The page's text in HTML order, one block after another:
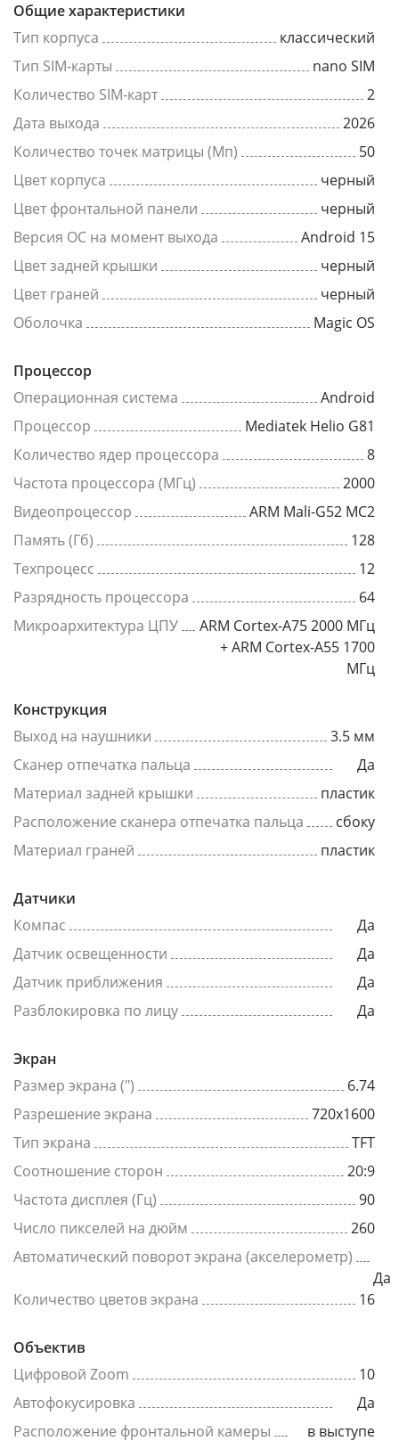
Общие характеристики
Тип корпуса
классический
Тип SIM-карты
nano SIM
Количество SIM-карт
2
Дата выхода
2026
Количество точек матрицы (Мп)
50
Цвет корпуса
черный
Цвет фронтальной панели
черный
Версия ОС на момент выхода
Android 15
Цвет задней крышки
черный
Цвет граней
черный
Оболочка
Magic OS
Процессор
Операционная система
Android
Процессор
Mediatek Helio G81
Количество ядер процессора
8
Частота процессора (МГц)
2000
Видеопроцессор
ARM Mali-G52 MC2
Память (Гб)
128
Техпроцесс
12
Разрядность процессора
64
Микроархитектура ЦПУ
ARM Cortex-A75 2000 МГц
+ ARM Cortex-A55 1700
МГц
Конструкция
Выход на наушники
3.5 мм
Сканер отпечатка пальца
Да
Материал задней крышки
пластик
Расположение сканера отпечатка пальца
сбоку
Материал граней
пластик
Датчики
Компас
Да
Датчик освещенности
Да
Датчик приближения
Да
Разблокировка по лицу
Да
Экран
Размер экрана (")
6.74
Разрешение экрана
720x1600
Тип экрана
TFT
Соотношение сторон
20:9
Частота дисплея (Гц)
90
Число пикселей на дюйм
260
Автоматический поворот экрана (акселерометр)
Да
Количество цветов экрана
16
Объектив
Цифровой Zoom
10
Автофокусировка
Да
Расположение фронтальной камеры
в выступе